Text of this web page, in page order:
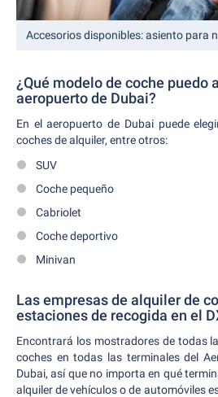
Accesorios disponibles: asiento para
¿Qué modelo de coche puedo
aeropuerto de Dubai?
En el aeropuerto de Dubai puede
coches de alquiler, entre otros:
SUV
Coche pequeño
Cabriolet
Coche deportivo
Minivan
Las empresas de alquiler de
estaciones de recogida en el
Encontrará los mostradores de todas
coches en todas las terminales del
Dubai, así que no importa en qué
alquiler de vehículos o de automóviles